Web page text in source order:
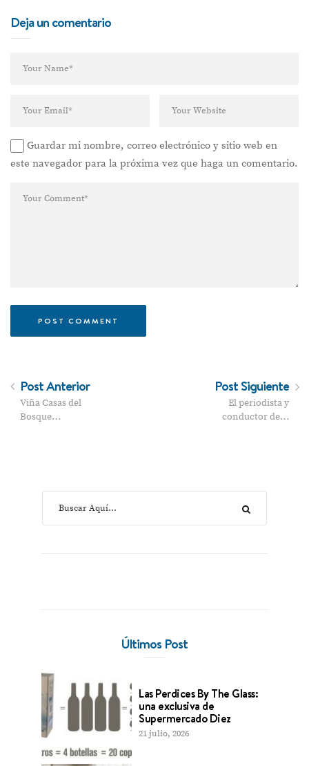
Deja un comentario
Guardar mi nombre, correo electrónico y sitio web en
este navegador para la próxima vez que haga un comentario.
Post Anterior
Viña Casas del
Bosque…
Post Siguiente
El periodista y
conductor de…
Últimos Post
Las Perdices By The Glass:
una exclusiva de
Supermercado Diez
21 julio, 2026